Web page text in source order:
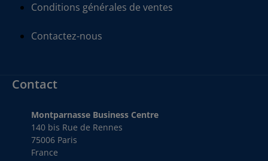
Conditions générales de ventes
Contactez-nous
Contact
Montparnasse Business Centre
140 bis Rue de Rennes
75006 Paris
France